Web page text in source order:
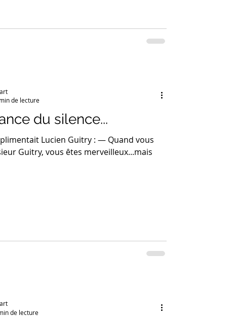
du silence...
Lucien Guitry : — Quand vous
Guitry, vous êtes merveilleux...mais
de lecture
de lecture